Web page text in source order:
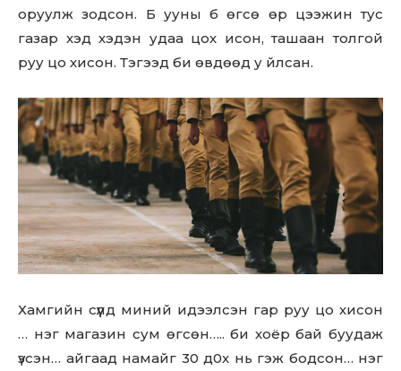
оруулж зодсон. Б ууны б өгсө өр цээжин тус
газар хэд хэдэн удаа цох исон, ташаан толгой
руу цо хисон. Тэгээд би өвдөөд у йлсан.
Хамгийн сүүлд миний идээлсэн гар руу цо хисон
… нэг магазин сум өгсөн….. би хоёр бай буудаж
үзсэн… айгаад намайг 30 д0x нь гэж бодсон… нэг